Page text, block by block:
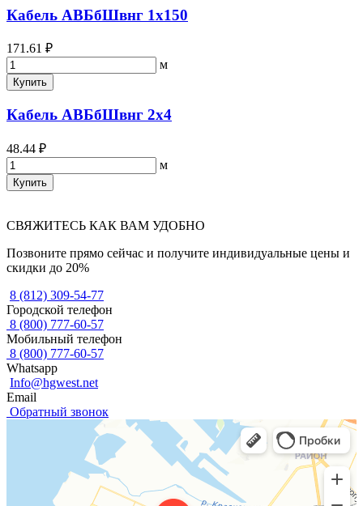
Кабель АВБбШвнг 1х150
171.61 ₽
м
Купить
Кабель АВБбШвнг 2х4
48.44 ₽
м
Купить
СВЯЖИТЕСЬ КАК ВАМ УДОБНО
Позвоните прямо сейчас и получите индивидуальные цены и
скидки до 20%
8 (812) 309-54-77
Городской телефон
8 (800) 777-60-57
Мобильный телефон
8 (800) 777-60-57
Whatsapp
Info@hgwest.net
Email
Обратный звонок